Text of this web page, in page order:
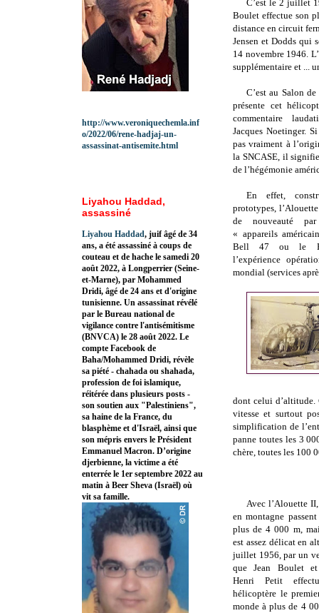
C’est le 2 juillet
Boulet effectue son
distance en circuit
Jensen et Dodds qui
14 novembre 1946.
supplémentaire et ...
C’est au Salon
présente cet
commentaire
Jacques Noetinger.
pas vraiment à
la SNCASE, il
de l’hégémonie
En effet,
prototypes,
de nouveauté
« appareils
Bell 47 ou le
l’expérience
mondial (services
dont celui d’altitude.
vitesse et surtout
simplification de
panne toutes les 3
chère, toutes les 100
Avec l’Alouette
en montagne
plus de4 000 m,
est assez délicat en
juillet 1956, par un
que Jean Boulet
Henri Petit
hélicoptère le
monde à plus de 4
http://www.veroniquechemla.inf
o/2022/06/rene-hadjaj-un-
assassinat-antisemite.html
Liyahou Haddad,
assassiné
Liyahou Haddad, juif âgé de 34
ans, a été assassiné à coups de
couteau et de hache le samedi 20
août 2022, à Longperrier (Seine-
et-Marne), par Mohammed
Dridi, âgé de 24 ans et d'origine
tunisienne. Un assassinat révélé
par le Bureau national de
vigilance contre l'antisémitisme
(BNVCA) le 28 août 2022. Le
compte Facebook de
Baha/Mohammed Dridi, révèle
sa piété - chahada ou shahada,
profession de foi islamique,
réitérée dans plusieurs posts -
son soutien aux "Palestiniens",
sa haine de la France, du
blasphème et d'Israël, ainsi que
son mépris envers le Président
Emmanuel Macron. D’origine
djerbienne, la victime a été
enterrée le 1er septembre 2022 au
matin à Beer Sheva (Israël) où
vit sa famille.